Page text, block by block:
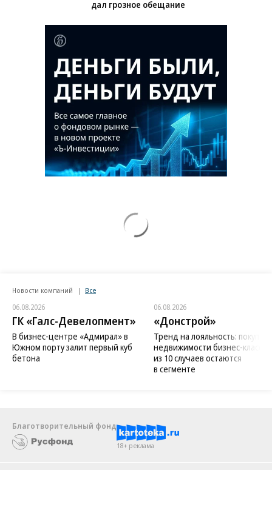
Новости компаний Все
06.08.2026
в сегменте